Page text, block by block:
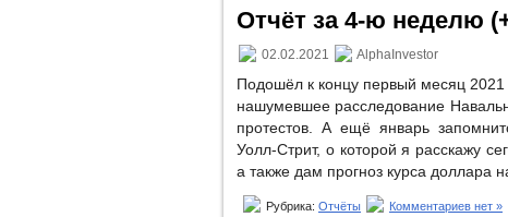
Отчёт за 4-ю неделю
02.02.2021 AlphaInvestor
Подошёл к концу первый месяц
нашумевшее расследование
протестов. А ещё январь
Уолл-Стрит, о которой я расскажу
а также дам прогноз курса доллара
Рубрика: Отчёты Комментариев нет »